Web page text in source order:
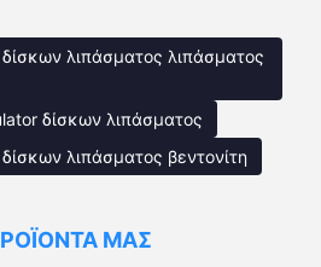
λιπάσματος λιπάσματος
δίσκων λιπάσματος
λιπάσματος βεντονίτη
ΜΑΣ